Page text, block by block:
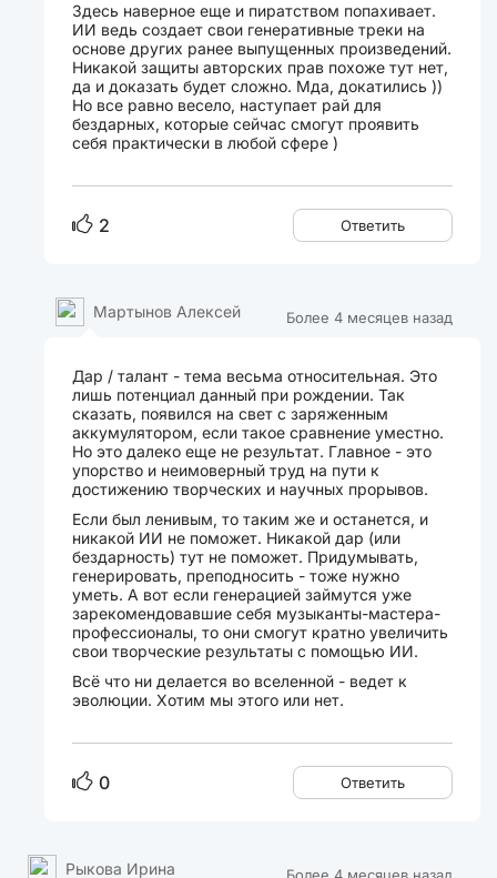
Здесь наверное еще и пиратством попахивает.
ИИ ведь создает свои генеративные треки на
основе других ранее выпущенных произведений.
Никакой защиты авторских прав похоже тут нет,
да и доказать будет сложно. Мда, докатились ))
Но все равно весело, наступает рай для
бездарных, которые сейчас смогут проявить
себя практически в любой сфере )
2 Ответить
Более 4 месяцев назад
Мартынов Алексей
Дар / талант - тема весьма относительная. Это
лишь потенциал данный при рождении. Так
сказать, появился на свет с заряженным
аккумулятором, если такое сравнение уместно.
Но это далеко еще не результат. Главное - это
упорство и неимоверный труд на пути к
достижению творческих и научных прорывов.
Если был ленивым, то таким же и останется, и
никакой ИИ не поможет. Никакой дар (или
бездарность) тут не поможет. Придумывать,
генерировать, преподносить - тоже нужно
уметь. А вот если генерацией займутся уже
зарекомендовавшие себя музыканты-мастера-
профессионалы, то они смогут кратно увеличить
свои творческие результаты с помощью ИИ.
Всё что ни делается во вселенной - ведет к
эволюции. Хотим мы этого или нет.
0 Ответить
Рыкова Ирина